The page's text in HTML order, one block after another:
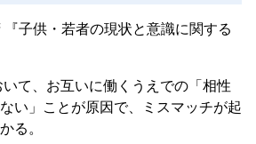
『子供・若者の現状と意識に関する
て、お互いに働くうえでの「相性
い」ことが原因で、ミスマッチが起
る。